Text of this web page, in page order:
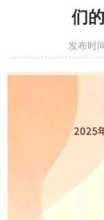
们
发布时